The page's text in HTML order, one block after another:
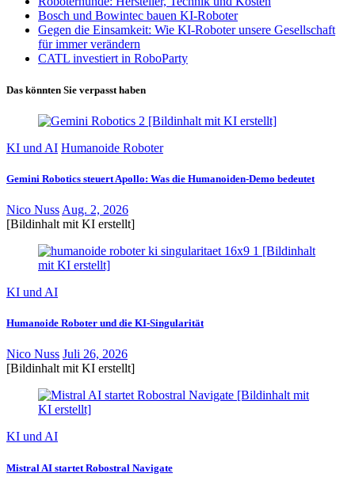
Bosch und Bowintec bauen KI-Roboter
Gegen die Einsamkeit: Wie KI-Roboter unsere Gesellschaft
für immer verändern
CATL investiert in RoboParty
Das könnten Sie verpasst haben
KI und AI Humanoide Roboter
Gemini Robotics steuert Apollo: Was die Humanoiden-Demo bedeutet
Nico Nuss Aug. 2, 2026
[Bildinhalt mit KI erstellt]
KI und AI
Humanoide Roboter und die KI-Singularität
Nico Nuss Juli 26, 2026
[Bildinhalt mit KI erstellt]
KI und AI
Mistral AI startet Robostral Navigate